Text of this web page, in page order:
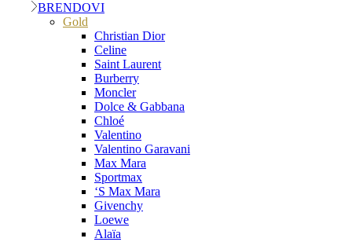
BRENDOVI
Gold
Christian Dior
Celine
Saint Laurent
Burberry
Moncler
Dolce & Gabbana
Chloé
Valentino
Valentino Garavani
Max Mara
Sportmax
‘S Max Mara
Givenchy
Loewe
Alaïa